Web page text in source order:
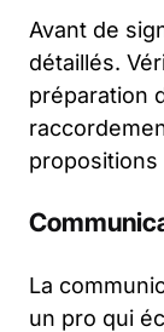
Avant de
détaillés.
préparation
propositions
La
un pro qui